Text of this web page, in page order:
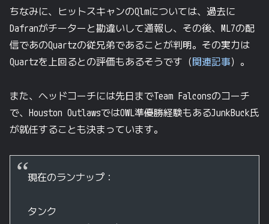
ちなみに、ヒットスキャンのQlmについては、過去に
Dafranがチーターと勘違いして通報し、その後、ML7の配
信であのQuartzの従兄弟であることが判明。その実力は
Quartzを上回るとの評価もあるそうです（ 関連記事）。
また、ヘッドコーチには先日までTeam Falconsのコーチ
で、Houston OutlawsではOWL準優勝経験もあるJunkBuck氏
が就任することも決まっています。
現在のランナップ：
タンク